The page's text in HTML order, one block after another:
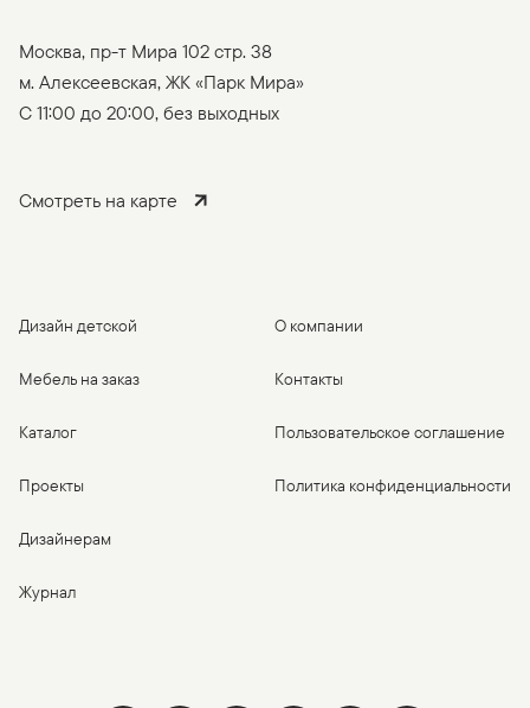
Москва, пр-т Мира 102 стр. 38
м. Алексеевская, ЖК «Парк Мира»
C 11:00 до 20:00, без выходных
Смотреть на карте
Дизайн детской
Мебель на заказ
Каталог
Проекты
Дизайнерам
Журнал
О компании
Контакты
Пользовательское соглашение
Политика конфиденциальности